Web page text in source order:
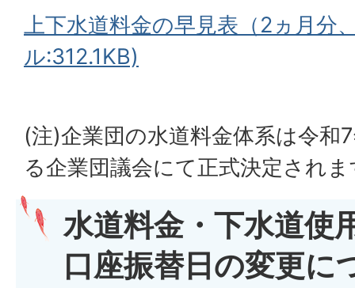
上下水道料金の早見表（2ヵ月分
ル:312.1KB)
(注)企業団の水道料金体系は令和
る企業団議会にて正式決定され
水道料金・下水道使
口座振替日の変更に